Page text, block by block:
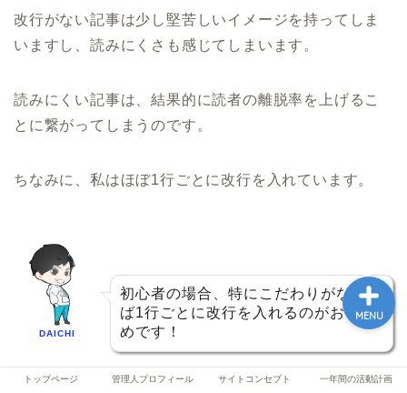
改行がない記事は少し堅苦しいイメージを持ってしま
いますし、読みにくさも感じてしまいます。
読みにくい記事は、結果的に読者の離脱率を上げるこ
とに繋がってしまうのです。
ちなみに、私はほぼ1行ごとに改行を入れています。
DAICHI
初心者の場合、特にこだわりがなけれ
ば1行ごとに改行を入れるのがおすす
めです！
トップページ 管理人プロフィール サイトコンセプト 一年間の活動計画
MENU
管理人プロフィール